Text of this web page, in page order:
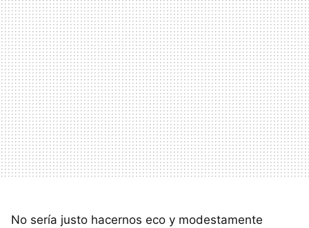
No sería justo hacernos eco y modestamente